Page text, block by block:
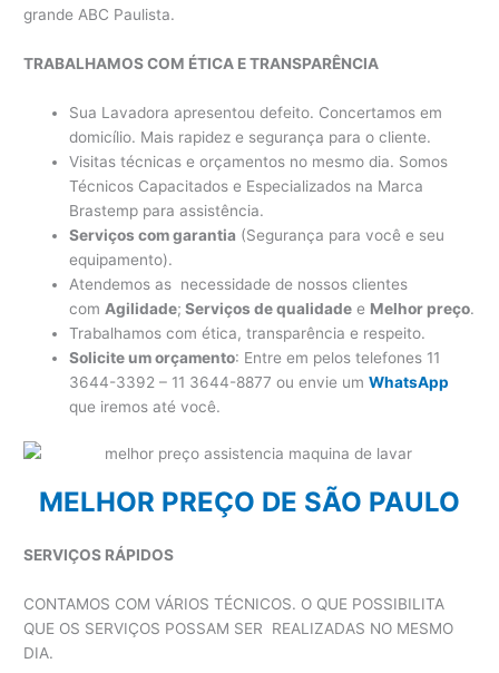
grande ABC Paulista.
TRABALHAMOS COM ÉTICA E TRANSPARÊNCIA
Sua Lavadora apresentou defeito. Concertamos em
domicílio. Mais rapidez e segurança para o cliente.
Visitas técnicas e orçamentos no mesmo dia. Somos
Técnicos Capacitados e Especializados na Marca
Brastemp para assistência.
Serviços com garantia (Segurança para você e seu
equipamento).
Atendemos as necessidade de nossos clientes
com Agilidade; Serviços de qualidade e Melhor preço.
Trabalhamos com ética, transparência e respeito.
Solicite um orçamento: Entre em pelos telefones 11
3644-3392 – 11 3644-8877 ou envie umWhatsApp
que iremos até você.
MELHOR PREÇO DE SÃO PAULO
SERVIÇOS RÁPIDOS
CONTAMOS COM VÁRIOS TÉCNICOS. O QUE POSSIBILITA
QUE OS SERVIÇOS POSSAM SER REALIZADAS NO MESMO
DIA.